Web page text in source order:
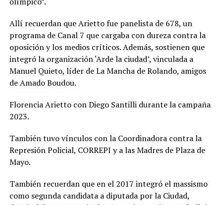
Allí recuerdan que Arietto fue panelista de 678, un
programa de Canal 7 que cargaba con dureza contra la
oposición y los medios críticos. Además, sostienen que
integró la organización ‘Arde la ciudad’, vinculada a
Manuel Quieto, líder de La Mancha de Rolando, amigos
de Amado Boudou.
Florencia Arietto con Diego Santilli durante la campaña
2023.
También tuvo vínculos con la Coordinadora contra la
Represión Policial, CORREPI y a las Madres de Plaza de
Mayo.
También recuerdan que en el 2017 integró el massismo
como segunda candidata a diputada por la Ciudad,